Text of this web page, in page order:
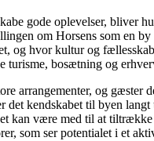
gode oplevelser, bliver
om Horsens som en
og hvor kultur og
turisme, bosætning og
arrangementer, og gæster
det kendskabet til byen langt
kan være med til at tiltrække
som ser potentialet i et